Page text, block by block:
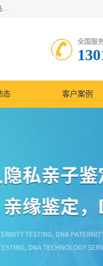
华信基因是一家专门提供亲子鉴定服务的机构，主要业务：济南亲子鉴定、临沂亲子鉴定、菏泽亲子鉴定、淄博亲子鉴定、青岛亲子鉴定、日照亲子鉴定、临朐亲子鉴定、寿光亲子鉴定等，联合广州、上海、北京、深圳、杭州、武汉、成都、合肥、贵阳、沈阳等地区有法医物证鉴定机构及基因检测公司，为国内外客户提供便捷的DNA鉴定服务。
全国服
态 客户案例